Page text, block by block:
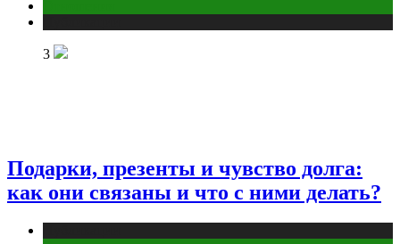
3
Подарки, презенты и чувство долга:
как они связаны и что с ними делать?